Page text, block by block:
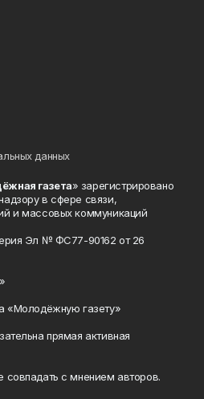
данных
газета» зарегистрировано
в сфере связи,
и массовых коммуникаций
Эл № ФС77-90162 от 26
«Молодёжную газету»
прямая активная
с мнением авторов.